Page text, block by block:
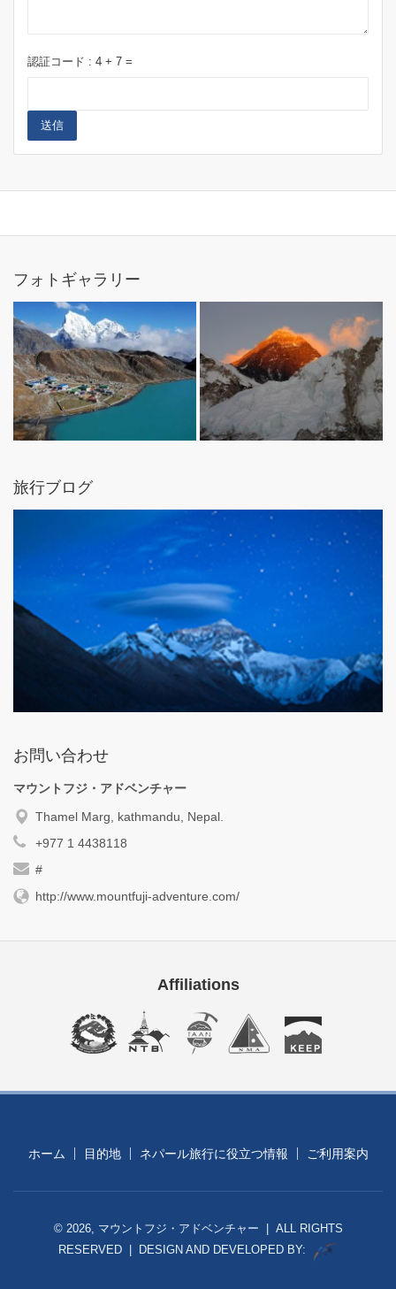
認証コード : 4 + 7 =
送信
フォトギャラリー
旅行ブログ
お問い合わせ
マウントフジ・アドベンチャー
Thamel Marg, kathmandu, Nepal.
+977 1 4438118
#
http://www.mountfuji-adventure.com/
Affiliations
ホーム 目的地 ネパール旅行に役立つ情報 ご利用案内
© 2026, マウントフジ・アドベンチャー | ALL RIGHTS
RESERVED | DESIGN AND DEVELOPED BY: